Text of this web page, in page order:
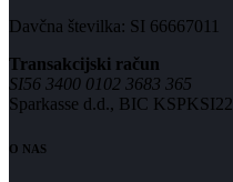
Davčna številka: SI 66667011
Transakcijski račun
SI56 3400 0102 3683 365
Sparkasse d.d., BIC KSPKSI22
O NAS